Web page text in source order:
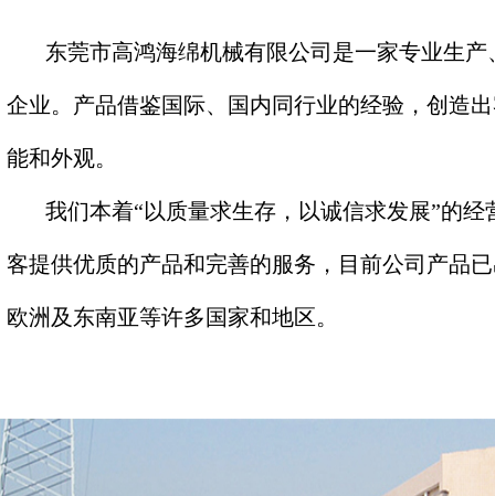
东莞市高鸿海绵机械有限公司是一家专业生产
企业。产品借鉴国际、国内同行业的经验，创造
能和外观。
我们本着“以质量求生存，以诚信求发展”的经
客提供优质的产品和完善的服务，目前公司产品
欧洲及东南亚等许多国家和地区。